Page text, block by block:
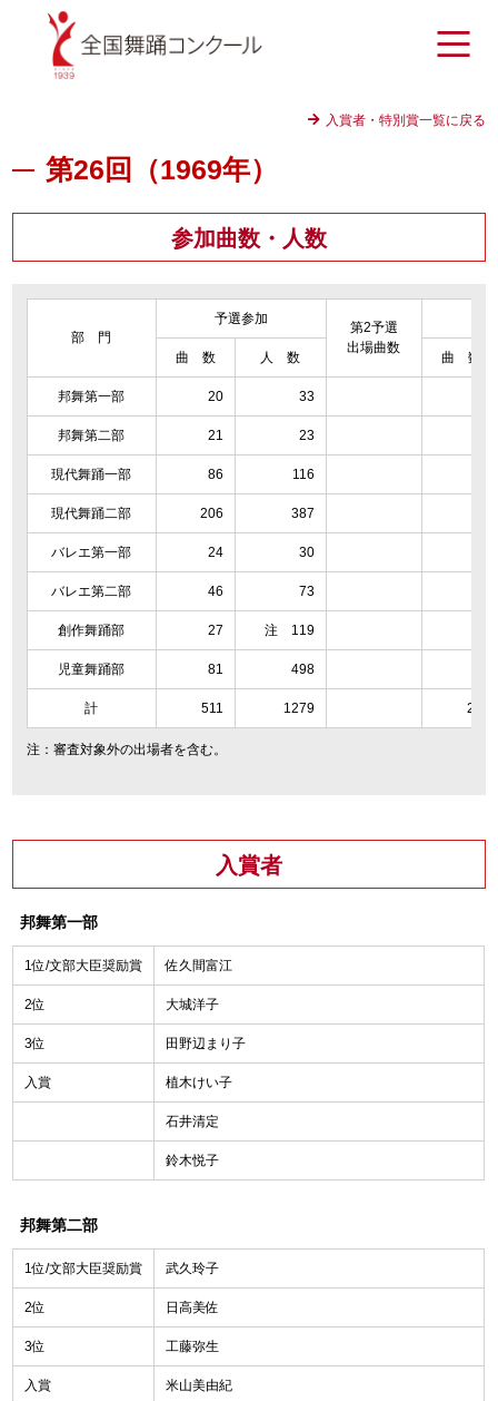
入賞者・特別賞一覧に戻る
第26回（1969年）
参加曲数・人数
部 門
予選参加
第2予選
出場曲数
曲 数 人 数 曲 数
邦舞第一部 20 33
邦舞第二部 21 23
現代舞踊一部 86 116
現代舞踊二部 206 387
バレエ第一部 24 30
バレエ第二部 46 73
創作舞踊部 27 注 119
児童舞踊部 81 498
計 511 1279 216
注：審査対象外の出場者を含む。
入賞者
邦舞第一部
1位/文部大臣奨励賞 佐久間富江
2位 大城洋子
3位 田野辺まり子
入賞 植木けい子
石井清定
鈴木悦子
邦舞第二部
1位/文部大臣奨励賞 武久玲子
2位 日高美佐
3位 工藤弥生
入賞 米山美由紀